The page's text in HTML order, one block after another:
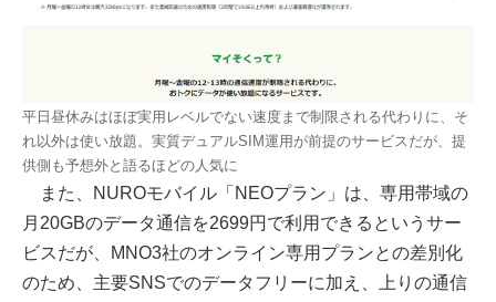
平日昼休みはほぼ実用レベルでない速度まで制限される代わりに、そ
れ以外は使い放題。実質デュアルSIM運用が前提のサービスだが、提
供側も予想外と語るほどの人気に
また、NUROモバイル「NEOプラン」は、専用帯域の
月20GBのデータ通信を2699円で利用できるというサー
ビスだが、MNO3社のオンライン専用プランとの差別化
のため、主要SNSでのデータフリーに加え、上りの通信